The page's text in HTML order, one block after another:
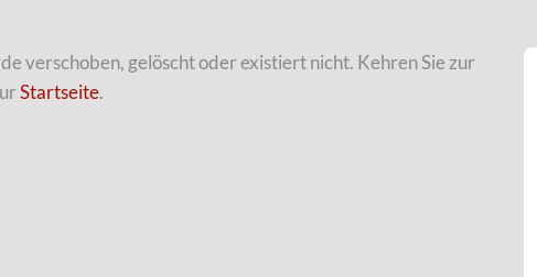
verschoben, gelöscht oder existiert nicht. Kehren Sie zur
Startseite.